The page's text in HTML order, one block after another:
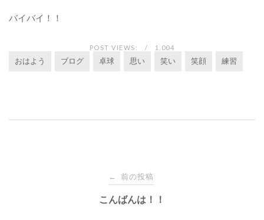
バイバイ！！
POST VIEWS: 1,004
おはよう ブログ 卓球 思い 笑い 笑顔 練習
← 前の投稿
こんばんは！！